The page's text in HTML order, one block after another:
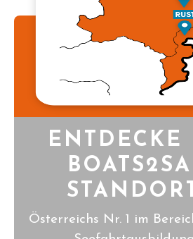
ENTDECKE
Österreichs Nr. 1 im